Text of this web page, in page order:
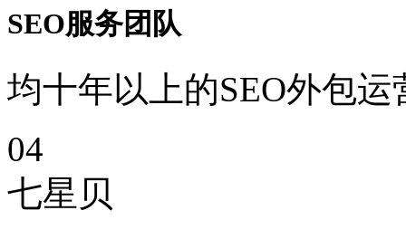
SEO服务团队
均十年以上的SEO外包运
04
七星贝